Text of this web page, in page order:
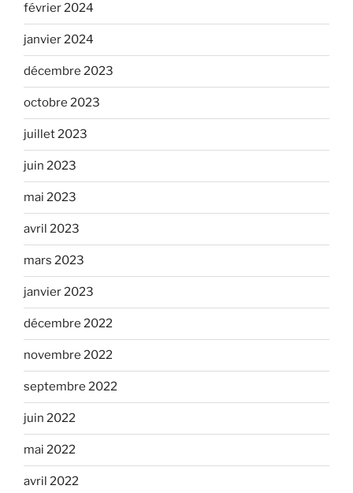
février 2024
janvier 2024
décembre 2023
octobre 2023
juillet 2023
juin 2023
mai 2023
avril 2023
mars 2023
janvier 2023
décembre 2022
novembre 2022
septembre 2022
juin 2022
mai 2022
avril 2022